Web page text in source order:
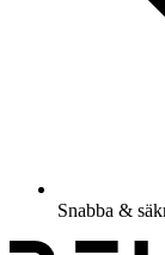
Snabba &